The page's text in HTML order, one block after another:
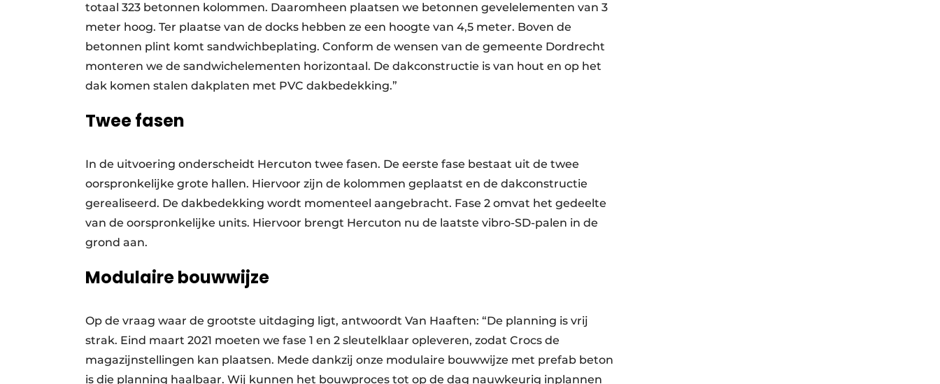
totaal 323 betonnen kolommen. Daaromheen plaatsen we betonnen gevelelementen van 3
meter hoog. Ter plaatse van de docks hebben ze een hoogte van 4,5 meter. Boven de
betonnen plint komt sandwichbeplating. Conform de wensen van de gemeente Dordrecht
monteren we de sandwichelementen horizontaal. De dakconstructie is van hout en op het
dak komen stalen dakplaten met PVC dakbedekking.”
Twee fasen
In de uitvoering onderscheidt Hercuton twee fasen. De eerste fase bestaat uit de twee
oorspronkelijke grote hallen. Hiervoor zijn de kolommen geplaatst en de dakconstructie
gerealiseerd. De dakbedekking wordt momenteel aangebracht. Fase 2 omvat het gedeelte
van de oorspronkelijke units. Hiervoor brengt Hercuton nu de laatste vibro-SD-palen in de
grond aan.
Modulaire bouwwijze
Op de vraag waar de grootste uitdaging ligt, antwoordt Van Haaften: “De planning is vrij
strak. Eind maart 2021 moeten we fase 1 en 2 sleutelklaar opleveren, zodat Crocs de
magazijnstellingen kan plaatsen. Mede dankzij onze modulaire bouwwijze met prefab beton
is die planning haalbaar. Wij kunnen het bouwproces tot op de dag nauwkeurig inplannen